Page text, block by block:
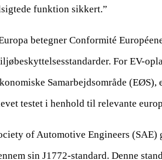
funktion sikkert.”
betegner Conformité
For EV-
Samarbejdsområde
testet i henhold til relevante
of Automotive Engineers (SAE)
sin J1772-standard. Denne